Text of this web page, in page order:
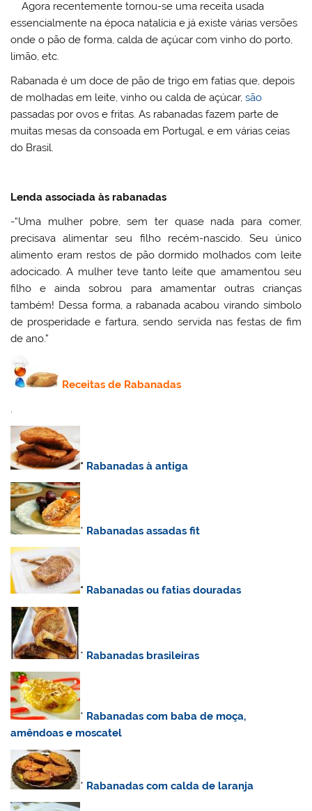
Agora recentemente tornou-se uma receita usada
essencialmente na época natalícia e já existe várias versões
onde o pão de forma, calda de açúcar com vinho do porto,
limão, etc.
Rabanada é um doce de pão de trigo em fatias que, depois
de molhadas em leite, vinho ou calda de açúcar,são
passadas por ovos e fritas. As rabanadas fazem parte de
muitas mesas da consoada em Portugal, e em várias ceias
do Brasil.
Lenda associada às rabanadas
-“Uma mulher pobre, sem ter quase nada para comer,
precisava alimentar seu filho recém-nascido. Seu único
alimento eram restos de pão dormido molhados com leite
adocicado. A mulher teve tanto leite que amamentou seu
filho e ainda sobrou para amamentar outras crianças
também! Dessa forma, a rabanada acabou virando símbolo
de prosperidade e fartura, sendo servida nas festas de fim
de ano.”
Receitas de Rabanadas
.
* Rabanadas à antiga
* Rabanadas assadas fit
* Rabanadas ou fatias douradas
* Rabanadas brasileiras
* Rabanadas com baba de moça,
amêndoas e moscatel
* Rabanadas com calda de laranja